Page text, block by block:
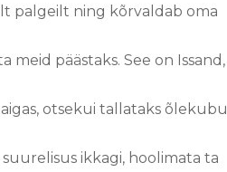
palgeilt ning kõrvaldab oma
meid päästaks. See on Issand,
otsekui tallataks õlekubu
ikkagi, hoolimata ta